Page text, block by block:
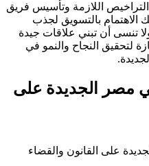
اللازمة وتأسيس فريق
بالتسويق لجذب
تنسى أن تبني علاقات جيدة
لتحقيق النجاح والنمو في
مصر الجديدة على